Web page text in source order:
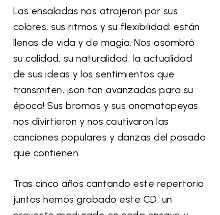
Las ensaladas nos atrajeron por sus
colores, sus ritmos y su flexibilidad: están
llenas de vida y de magia. Nos asombró
su calidad, su naturalidad, la actualidad
de sus ideas y los sentimientos que
transmiten, ¡son tan avanzadas para su
época! Sus bromas y sus onomatopeyas
nos divirtieron y nos cautivaron las
canciones populares y danzas del pasado
que contienen.
Tras cinco años cantando este repertorio
juntos hemos grabado este CD, un